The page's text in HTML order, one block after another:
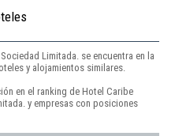
Limitada. se encuentra en la
y alojamientos similares.
en el ranking de Hotel Caribe
y empresas con posiciones